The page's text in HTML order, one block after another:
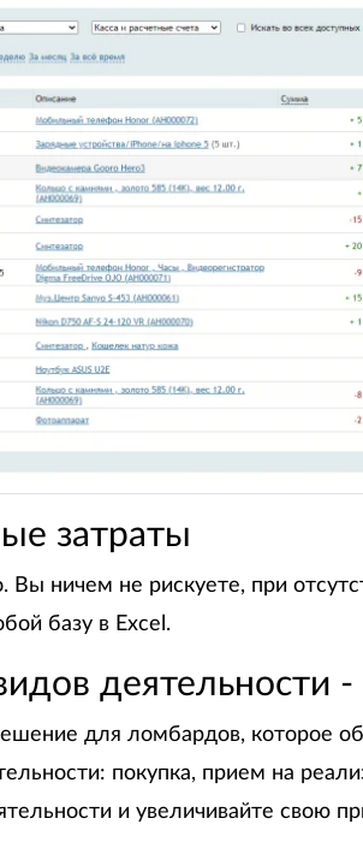
затраты
ничем не рискуете, при
базу в Excel.
деятельности
для ломбардов, которое
покупка, прием на
и увеличивайте свою